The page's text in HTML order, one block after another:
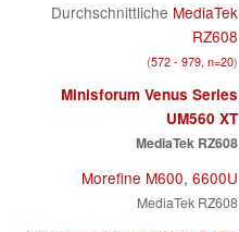
Durchschnittliche MediaTek
RZ608
(572 - 979, n=20)
Minisforum Venus Series
UM560 XT
MediaTek RZ608
Morefine M600, 6600U
MediaTek RZ608